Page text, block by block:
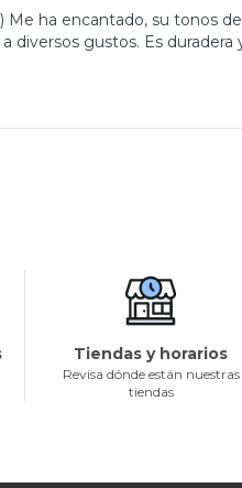
ha encantado, su tonos
diversos gustos. Es
Tiendas y horarios
Revisa dónde están nuestras
tiendas